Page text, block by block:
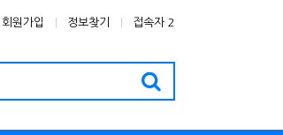
회원가입 정보찾기 접속자 2